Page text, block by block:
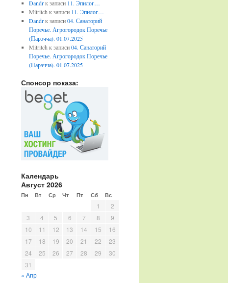
Dandrк записи 11. Эпилог…
Mitritch к записи 11. Эпилог…
Dandrк записи04. Санаторий
Поречье. Агрогородок Поречье
(Парэчча). 01.07.2025
Mitritch к записи04. Санаторий
Поречье. Агрогородок Поречье
(Парэчча). 01.07.2025
Спонсор показа:
Календарь
Август 2026
Пн Вт Ср Чт Пт Сб Вс
1
2
3
4 5 6 7 8
9
10
11 12 13 14 15
16
17
18 19 20 21 22
23
24
25 26 27 28 29
30
31
« Апр